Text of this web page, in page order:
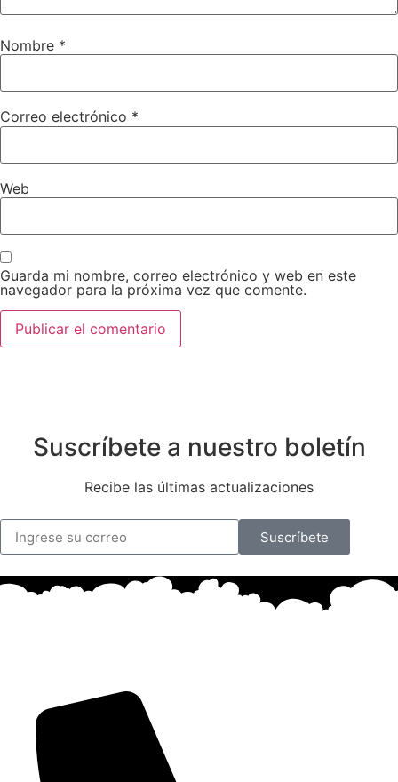
Nombre *
Correo electrónico *
Web
Guarda mi nombre, correo electrónico y web en este
navegador para la próxima vez que comente.
Suscríbete a nuestro boletín
Recibe las últimas actualizaciones
Suscríbete